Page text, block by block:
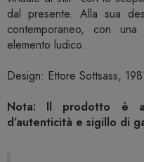
dal presente. Alla sua
contemporaneo, con
elemento ludico.
Design: Ettore Sottsass,
Nota: Il prodotto è
d’autenticità e sigillo di